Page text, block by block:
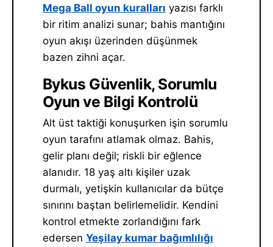
Mega Ball oyun kuralları yazısı farklı
bir ritim analizi sunar; bahis mantığını
oyun akışı üzerinden düşünmek
bazen zihni açar.
Bykus Güvenlik, Sorumlu
Oyun ve Bilgi Kontrolü
Alt üst taktiği konuşurken işin sorumlu
oyun tarafını atlamak olmaz. Bahis,
gelir planı değil; riskli bir eğlence
alanıdır. 18 yaş altı kişiler uzak
durmalı, yetişkin kullanıcılar da bütçe
sınırını baştan belirlemelidir. Kendini
kontrol etmekte zorlandığını fark
edersen Yeşilay kumar bağımlılığı